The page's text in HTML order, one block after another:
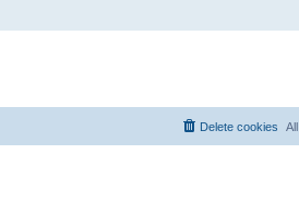
Delete cookies